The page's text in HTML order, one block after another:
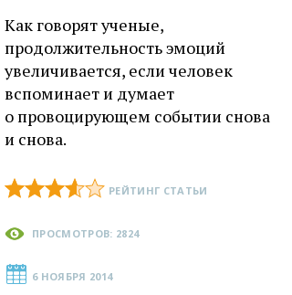
Как говорят ученые,
продолжительность эмоций
увеличивается, если человек
вспоминает и думает
о провоцирующем событии снова
и снова.
РЕЙТИНГ СТАТЬИ
ПРОСМОТРОВ: 2824
6 НОЯБРЯ 2014